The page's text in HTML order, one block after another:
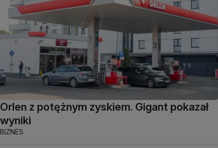
Orlen z potężnym zyskiem. Gigant pokazał
wyniki
BIZNES